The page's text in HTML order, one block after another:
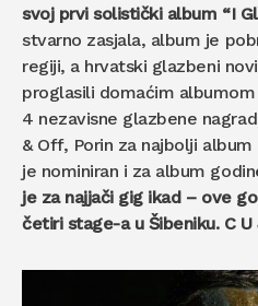
svoj prvi solistički album “I
stvarno zasjala, album je
regiji, a hrvatski glazbeni
proglasili domaćim
4 nezavisne glazbene
& Off, Porin za najbolji
je nominiran i za album
je za najjači gig ikad – ove
četiri stage-a u Šibeniku. C U